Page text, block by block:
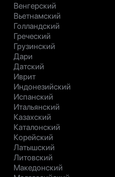
Венгерский
Вьетнамский
Голландский
Греческий
Грузинский
Дари
Датский
Иврит
Индонезийский
Испанский
Итальянский
Казахский
Каталонский
Корейский
Латышский
Литовский
Македонский